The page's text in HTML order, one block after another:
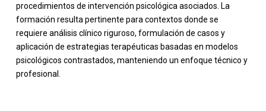
procedimientos de intervención psicológica asociados. La
formación resulta pertinente para contextos donde se
requiere análisis clínico riguroso, formulación de casos y
aplicación de estrategias terapéuticas basadas en modelos
psicológicos contrastados, manteniendo un enfoque técnico y
profesional.
-